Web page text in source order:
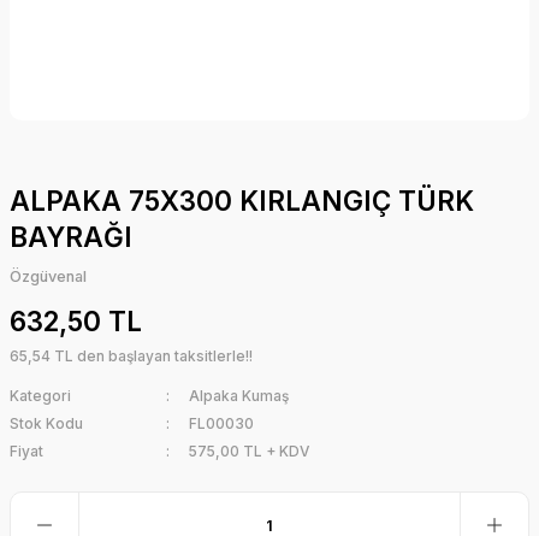
ALPAKA 75X300 KIRLANGIÇ TÜRK
BAYRAĞI
Özgüvenal
632,50 TL
65,54 TL den başlayan taksitlerle!!
Kategori
Alpaka Kumaş
Stok Kodu
FL00030
Fiyat
575,00 TL + KDV